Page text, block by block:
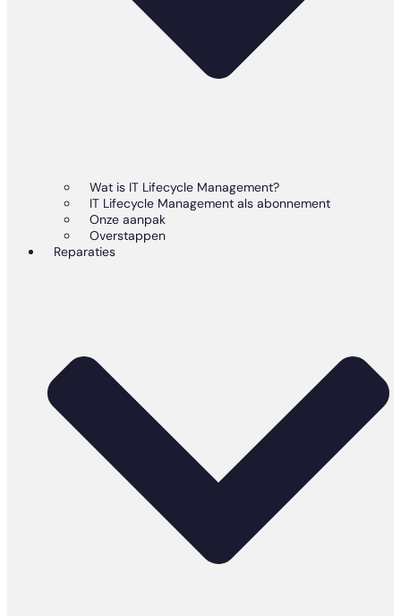
Wat is IT Lifecycle Management?
IT Lifecycle Management als abonnement
Onze aanpak
Overstappen
Reparaties